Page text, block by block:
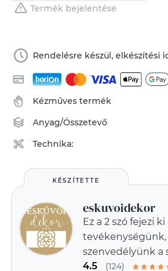
Termék bejelentése
Rendelésre készül, elkészítési
Kézműves termék
Anyag/Összetevő
Technika:
KÉSZÍTETTE
eskuvoidekor
Ez a 2 szó fejezi
szenvedélyünk a
egyediség
4.5 (124)